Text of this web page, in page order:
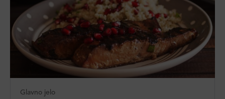
Glavno jelo